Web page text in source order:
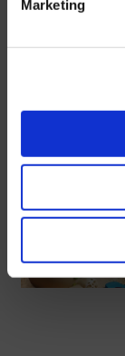
Marketing